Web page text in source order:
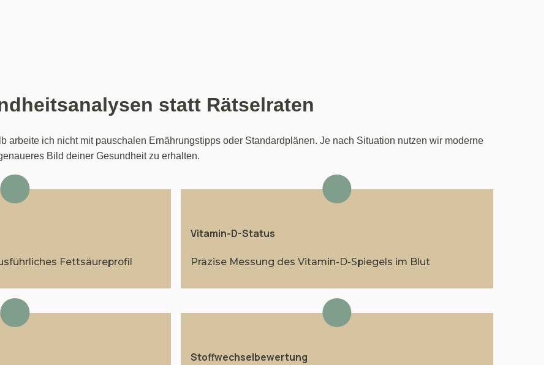
statt Rätselraten
arbeite ich nicht mit pauschalen Ernährungstipps oder Standardplänen. Je nach Situation nutzen wir moderne
Bild deiner Gesundheit zu erhalten.
Fettsäureprofil
Vitamin-D-Status
Präzise Messung des Vitamin-D-Spiegels im Blut
Stoffwechselbewertung